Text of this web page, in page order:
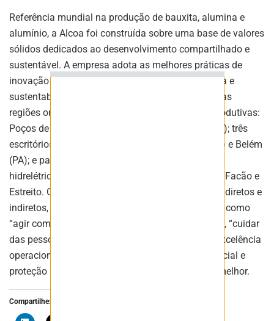
Referência mundial na produção de bauxita, alumina e
alumínio, a Alcoa foi construída sobre uma base de valores
sólidos dedicados ao desenvolvimento compartilhado e
sustentável. A empresa adota as melhores práticas de
inovação para trabalhar com eficiência, segurança e
sustentabilidade, fortalecendo as comunidades das
regiões onde atua. No Brasil são três unidades produtivas:
Poços de Caldas (MG), São Luís (MA) e Juruti (PA); três
escritórios: São Paulo (SP), Poços de Caldas (MG) e Belém
(PA); e participação acionária em quatro usinas
hidrelétricas: Machadinho, Barra Grande, Serra do Facão e
Estreito. Com mais de 17 mil colaboradores, entre diretos e
indiretos, a Alcoa segue impulsionada por valores como
“agir com integridade”, “trabalhar com excelência”, “cuidar
das pessoas” e “liderar com coragem” para unir excelência
operacional, desempenho econômico, impacto social e
proteção ambiental na construção de um futuro melhor.
Compartilhe:
ASSINAR